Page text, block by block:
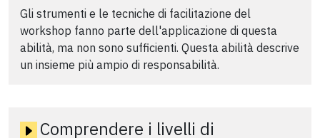
Gli strumenti e le tecniche di facilitazione del
workshop fanno parte dell'applicazione di questa
abilità, ma non sono sufficienti. Questa abilità descrive
un insieme più ampio di responsabilità.
Comprendere i livelli di